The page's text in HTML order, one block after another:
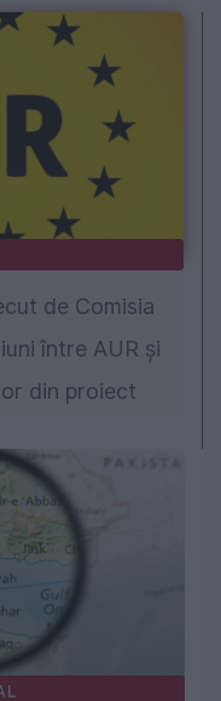
de Comisia
între AUR și
din proiect